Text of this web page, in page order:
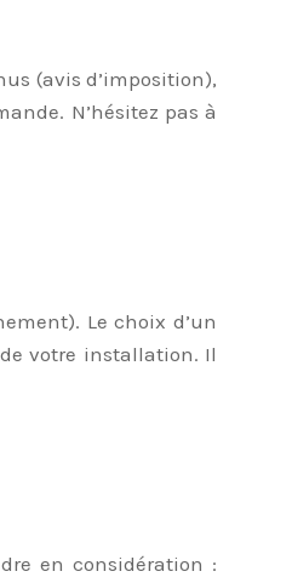
(avis d’imposition),
N’hésitez pas à
Le choix d’un
votre installation. Il
en considération :